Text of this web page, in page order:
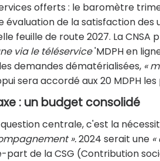
offerts : le baromètre
évaluation de la satisfaction des
feuille de route 2027. La
via le téléservice'MDPH en
demandes dématérialisées, «
sera accordé aux 20 MDPH
: un budget consolidé
question centrale, c'est la
».2024 serait une
part de la CSG (Contribution